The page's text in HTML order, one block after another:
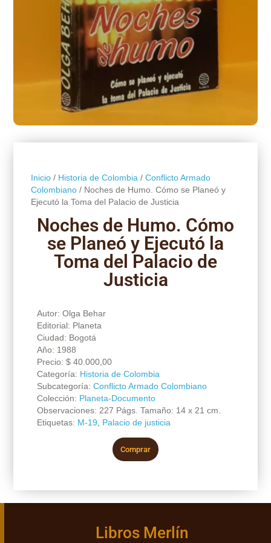
Inicio/ Historia de Colombia / Conflicto Armado
Colombiano/ Noches de Humo. Cómo se Planeó y
Ejecutó la Toma del Palacio de Justicia
Noches de Humo. Cómo
se Planeó y Ejecutó la
Toma del Palacio de
Justicia
Autor: Olga Behar
Editorial: Planeta
Ciudad: Bogotá
Año: 1988
Precio: $40.000,00
Categoría: Historia de Colombia
Subcategoría: Conflicto Armado Colombiano
Colección: Planeta-Documento
Observaciones: 227 Págs. Tamaño: 14 x 21 cm.
Etiquetas: M-19 Palacio de justicia
Comprar
Libros Merlín